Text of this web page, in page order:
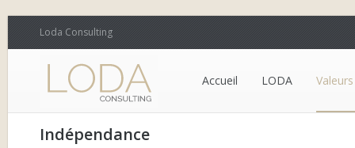
Loda Consulting
Accueil LODA
Indépendance